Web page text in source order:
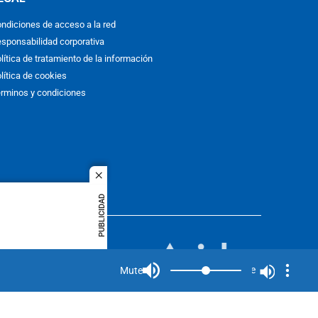
close
PUBLICIDAD
de acceso a la red
corporativa
de tratamiento de la información
de cookies
y condiciones
idioma
Mute Mute